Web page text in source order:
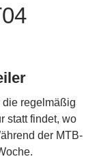
die regelmäßig
statt findet, wo
der MTB-